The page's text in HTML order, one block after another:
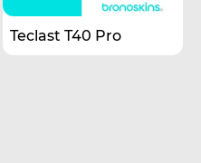
Teclast T40 Pro